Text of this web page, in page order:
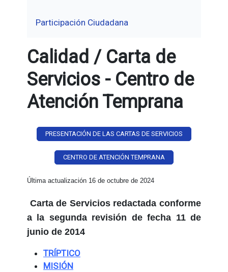
Participación Ciudadana
Calidad / Carta de
Servicios - Centro de
Atención Temprana
PRESENTACIÓN DE LAS CARTAS DE SERVICIOS
CENTRO DE ATENCIÓN TEMPRANA
Última actualización 16 de octubre de 2024
Carta de Servicios redactada conforme
a la segunda revisión de fecha 11 de
junio de 2014
TRÍPTICO
MISIÓN